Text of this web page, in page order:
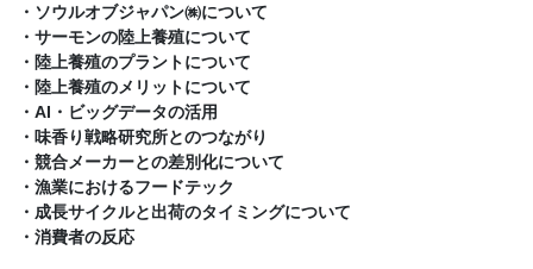
・ソウルオブジャパン㈱について
・サーモンの陸上養殖について
・陸上養殖のプラントについて
・陸上養殖のメリットについて
・AI・ビッグデータの活用
・味香り戦略研究所とのつながり
・競合メーカーとの差別化について
・漁業におけるフードテック
・成長サイクルと出荷のタイミングについて
・消費者の反応